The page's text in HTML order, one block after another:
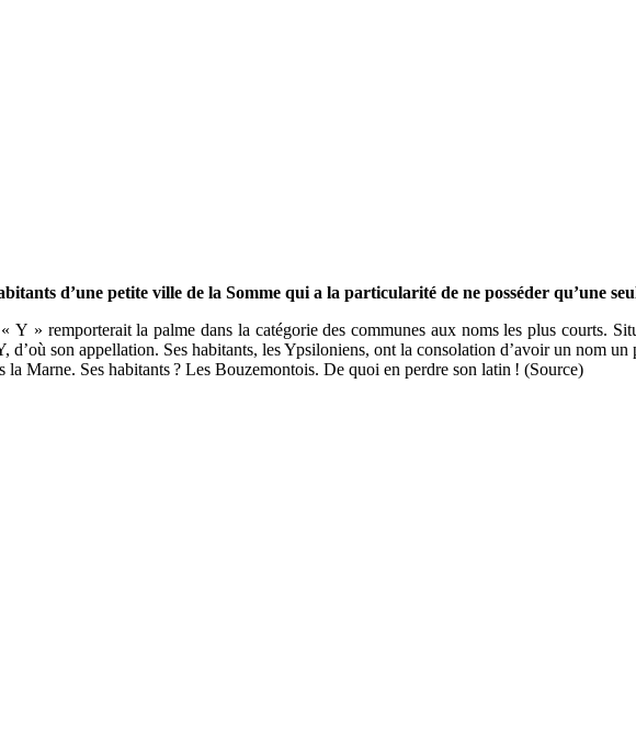
d’une petite ville de la Somme qui a la particularité de ne posséder qu’une
Y » remporterait la palme dans la catégorie des communes aux noms les plus courts.
d’où son appellation. Ses habitants, les Ypsiloniens, ont la consolation d’avoir un nom
Marne. Ses habitants ? Les Bouzemontois. De quoi en perdre son latin ! (Source)